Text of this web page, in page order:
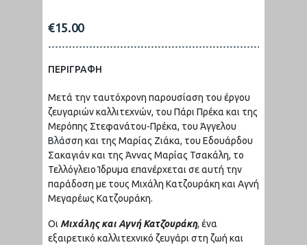
€15.00
ΠΕΡΙΓΡΑΦΗ
Μετά την ταυτόχρονη παρουσίαση του έργου
ζευγαριών καλλιτεχνών, του Πάρι Πρέκα και της
Μερόπης Στεφανάτου-Πρέκα, του Άγγελου
Βλάσση και της Μαρίας Ζιάκα, του Εδουάρδου
Σακαγιάν και της Άννας Μαρίας Τσακάλη, το
Τελλόγλειο Ίδρυμα επανέρχεται σε αυτή την
παράδοση με τους Μιχάλη Κατζουράκη και Αγνή
Μεγαρέως Κατζουράκη.
Οι Μιχάλης και Αγνή Κατζουράκη, ένα
εξαιρετικό καλλιτεχνικό ζευγάρι στη ζωή και